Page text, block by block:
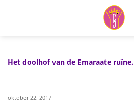
Het doolhof van de Emaraate ruïne.
oktober 22, 2017